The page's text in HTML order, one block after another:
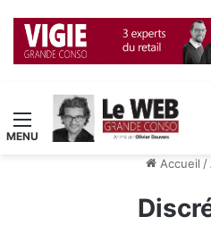
Menu
Accueil /